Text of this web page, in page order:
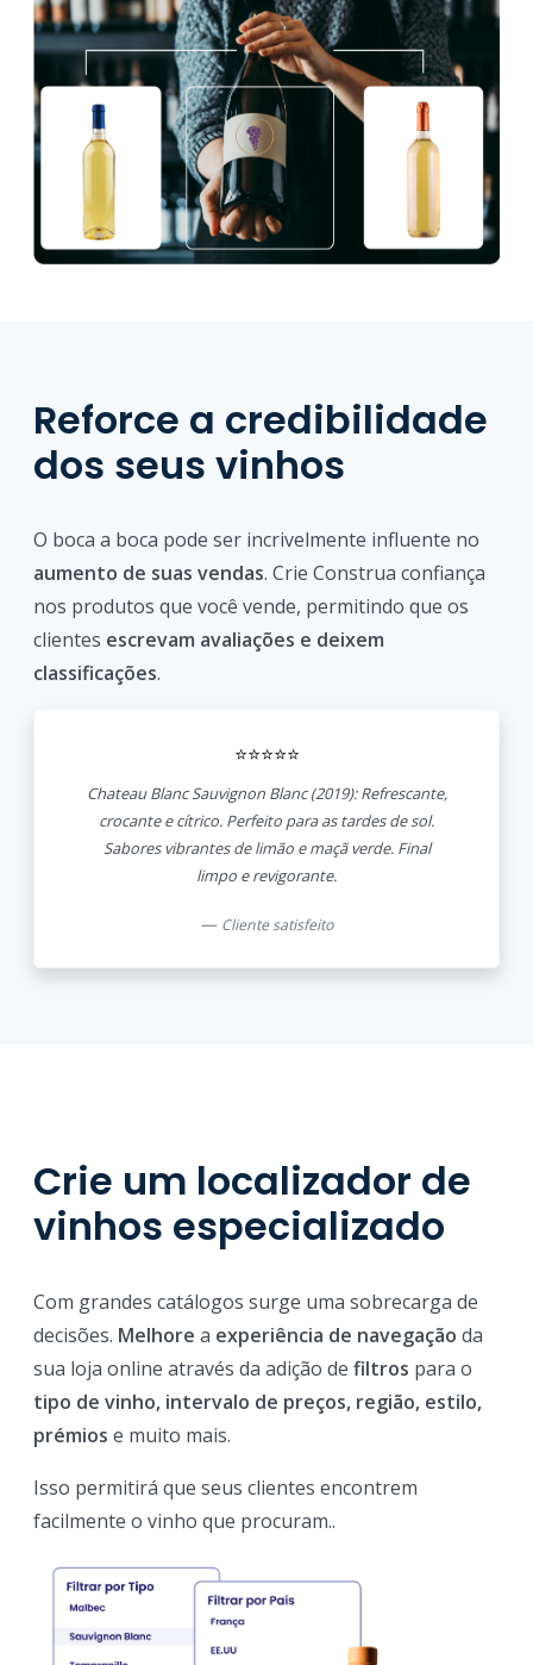
⭐⭐⭐⭐⭐
Chateau Blanc Sauvignon Blanc (2019): Refrescante,
crocante e cítrico. Perfeito para as tardes de sol.
Sabores vibrantes de limão e maçã verde. Final
limpo e revigorante.
Cliente satisfeito
Reforce a credibilidade
dos seus vinhos
O boca a boca pode ser incrivelmente influente no
aumento de suas vendas. Crie Construa confiança
nos produtos que você vende, permitindo que os
clientes escrevam avaliações e deixem
classificações.
Crie um localizador de
vinhos especializado
Com grandes catálogos surge uma sobrecarga de
decisões. Melhore a experiência de navegação da
sua loja online através da adição de filtros para o
tipo de vinho, intervalo de preços, região, estilo,
prémios e muito mais.
Isso permitirá que seus clientes encontrem
facilmente o vinho que procuram..